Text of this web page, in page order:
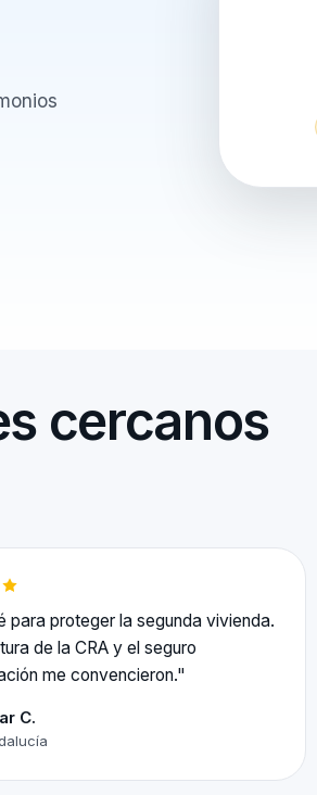
cercanos
para proteger la segunda vivienda.
de la CRA y el seguro
me convencieron."
C.